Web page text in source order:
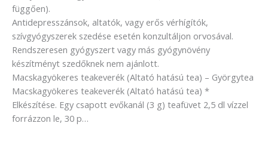
függően).
Antidepresszánsok, altatók, vagy erős vérhígítók,
szívgyógyszerek szedése esetén konzultáljon orvosával.
Rendszeresen gyógyszert vagy más gyógynövény
készítményt szedőknek nem ajánlott.
Macskagyökeres teakeverék (Altató hatású tea) – Györgytea
Macskagyökeres teakeverék (Altató hatású tea) *
Elkészítése. Egy csapott evőkanál (3 g) teafüvet 2,5 dl vízzel
forrázzon le, 30 p…